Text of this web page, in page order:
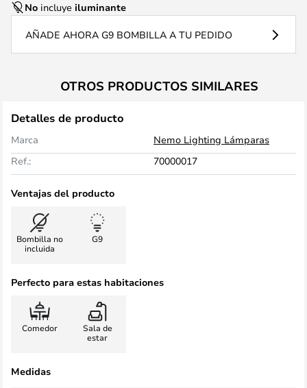
No incluye iluminante
AÑADE AHORA G9 BOMBILLA A TU PEDIDO
OTROS PRODUCTOS SIMILARES
Detalles de producto
Marca
Nemo Lighting Lámparas
Ref.:
70000017
Ventajas del producto
Bombilla no
incluida
G9
Perfecto para estas habitaciones
Comedor
Sala de
estar
Medidas